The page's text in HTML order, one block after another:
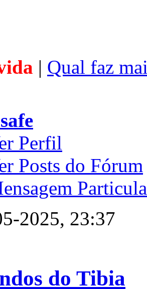
| Qual faz
Perfil
Posts do Fórum
2025, 23:37
do Tibia